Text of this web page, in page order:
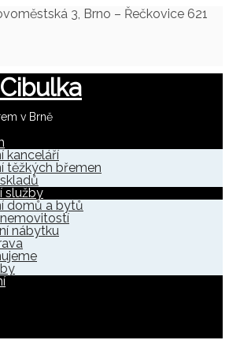
3, Brno – Řečkovice 621
v Brně
kanceláří
těžkých břemen
služby
domů a bytů
nábytku